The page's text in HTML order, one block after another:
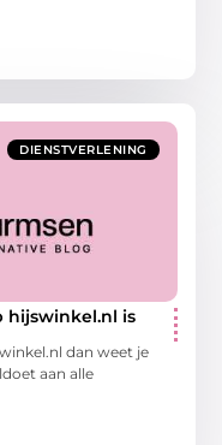
DIENSTVERLENING
hijswinkel.nl is
dan weet je
aan alle